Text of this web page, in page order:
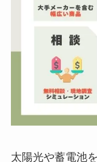
太陽光や蓄電池